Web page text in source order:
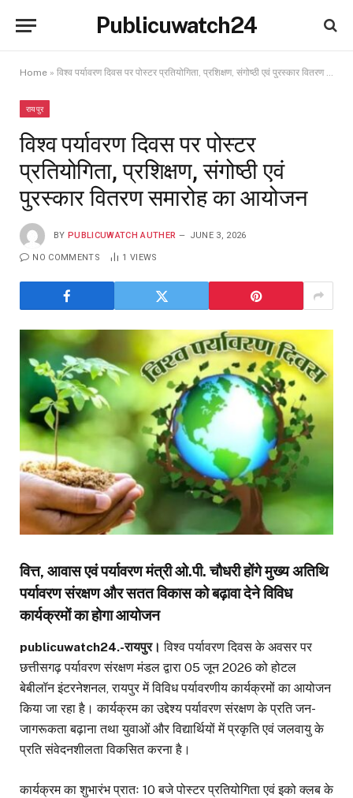
Publicuwatch24
Home » विश्व पर्यावरण दिवस पर पोस्टर प्रतियोगिता, प्रशिक्षण, संगोष्ठी एवं पुरस्कार वितरण समारोह का आयोजन
रायपुर
विश्व पर्यावरण दिवस पर पोस्टर
प्रतियोगिता, प्रशिक्षण, संगोष्ठी एवं
पुरस्कार वितरण समारोह का आयोजन
BY PUBLICUWATCH AUTHER JUNE 3, 2026
NO COMMENTS 1 VIEWS
वित्त, आवास एवं पर्यावरण मंत्री ओ.पी. चौधरी होंगे मुख्य अतिथि
पर्यावरण संरक्षण और सतत विकास को बढ़ावा देने विविध
कार्यक्रमों का होगा आयोजन
publicuwatch24.-रायपुर। विश्व पर्यावरण दिवस के अवसर पर
छत्तीसगढ़ पर्यावरण संरक्षण मंडल द्वारा 05 जून 2026 को होटल
बेबीलॉन इंटरनेशनल, रायपुर में विविध पर्यावरणीय कार्यक्रमों का आयोजन
किया जा रहा है। कार्यक्रम का उद्देश्य पर्यावरण संरक्षण के प्रति जन-
जागरूकता बढ़ाना तथा युवाओं और विद्यार्थियों में प्रकृति एवं जलवायु के
प्रति संवेदनशीलता विकसित करना है।
कार्यक्रम का शुभारंभ प्रातः 10 बजे पोस्टर प्रतियोगिता एवं इको क्लब के